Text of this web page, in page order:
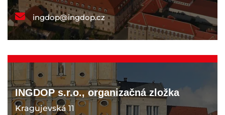
ingdop@ingdop.cz
INGDOP s.r.o., organizačná zložka
Kragujevská 11